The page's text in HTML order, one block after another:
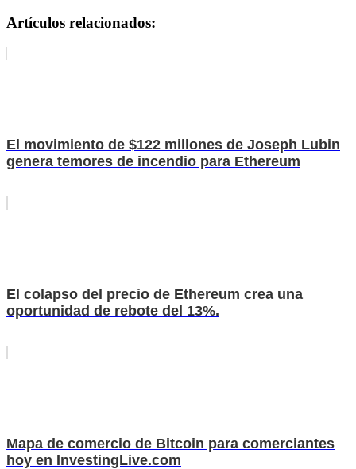
Artículos relacionados:
El movimiento de $122 millones de Joseph Lubin
genera temores de incendio para Ethereum
El colapso del precio de Ethereum crea una
oportunidad de rebote del 13%.
Mapa de comercio de Bitcoin para comerciantes
hoy en InvestingLive.com